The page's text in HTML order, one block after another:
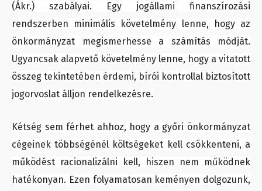
(Ákr.) szabályai. Egy jogállami finanszírozási
rendszerben minimális követelmény lenne, hogy az
önkormányzat megismerhesse a számítás módját.
Ugyancsak alapvető követelmény lenne, hogy a vitatott
összeg tekintetében érdemi, bírói kontrollal biztosított
jogorvoslat álljon rendelkezésre.
Kétség sem férhet ahhoz, hogy a győri önkormányzat
cégeinek többségénél költségeket kell csökkenteni, a
működést racionalizálni kell, hiszen nem működnek
hatékonyan. Ezen folyamatosan keményen dolgozunk,